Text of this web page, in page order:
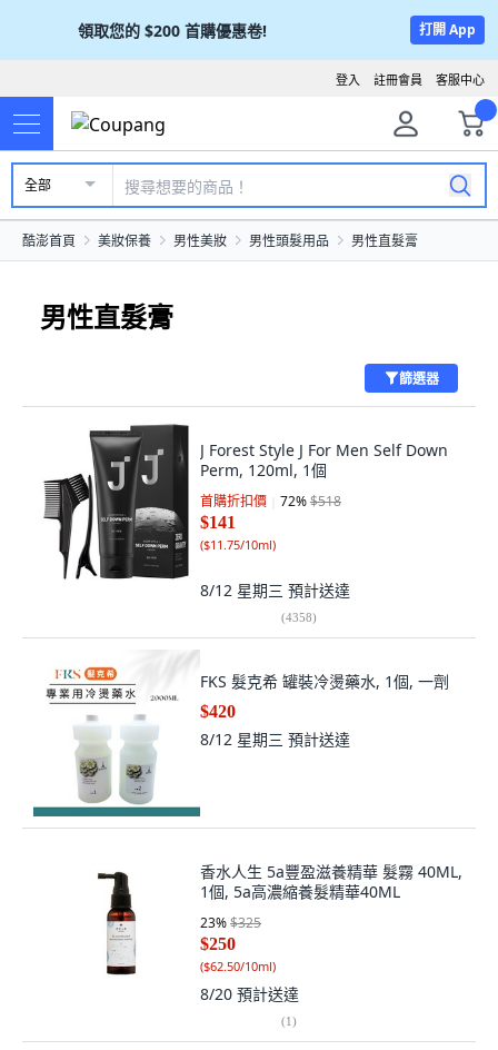
領取您的 $200 首購優惠卷! 打開 App
客服中心
註冊會員
登入
全部
酷澎首頁 美妝保養 男性美妝 男性頭髮用品 男性直髮膏
男性直髮膏
篩選器
J Forest Style J For Men Self Down
Perm, 120ml, 1個
首購折扣價 72%$518
$141
($11.75/10ml)
8/12 星期三 預計送達
(4358)
FKS 髮克希 罐裝冷燙藥水, 1個, 一劑
$420
8/12 星期三 預計送達
香水人生 5a豐盈滋養精華 髮霧 40ML,
1個, 5a高濃縮養髮精華40ML
23%$325
$250
($62.50/10ml)
8/20 預計送達
(1)